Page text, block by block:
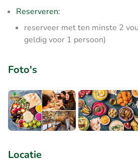
Reserveren:
reserveer met ten minste 2
geldig voor 1 persoon)
Foto's
Locatie